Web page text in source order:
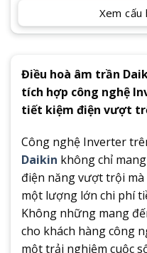
Điều hoà âm trần
tích hợp công nghệ
tiết kiệm điện vượt
Công nghệ Inverter
Daikin không chỉ
điện năng vượt trội
một lượng lớn chi phí
Không những mang
cho khách hàng công
một trải nghiệm cuộc
Xem